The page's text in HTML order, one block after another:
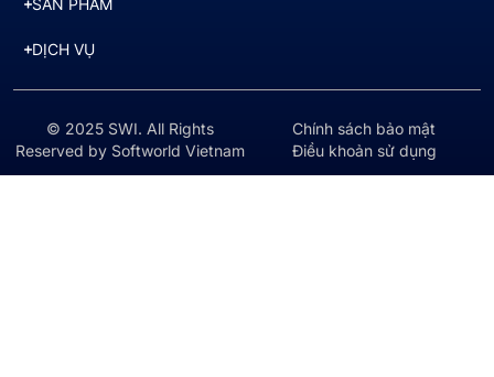
SẢN PHẨM
DỊCH VỤ
© 2025 SWI. All Rights
Reserved by Softworld Vietnam
Chính sách bảo mật
Điều khoản sử dụng